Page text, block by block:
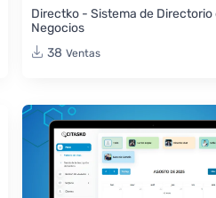
Directko - Sistema de Directorio
Negocios
38 Ventas